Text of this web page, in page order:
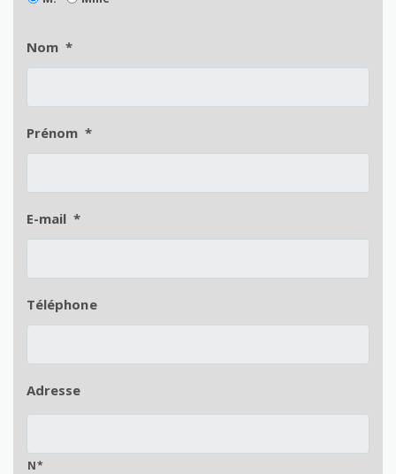
Nom *
Prénom *
E-mail *
Téléphone
Adresse
N*